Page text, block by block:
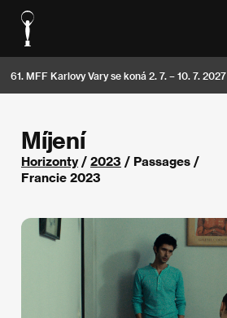
61. MFF Karlovy Vary se koná 2. 7. – 10. 7. 2027
Míjení
Horizonty/ 2023 / Passages /
Francie 2023